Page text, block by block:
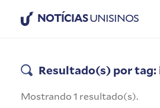
NOTÍCIASUNISINOS
Resultado(s) por tag:
Mostrando 1 resultado(s).